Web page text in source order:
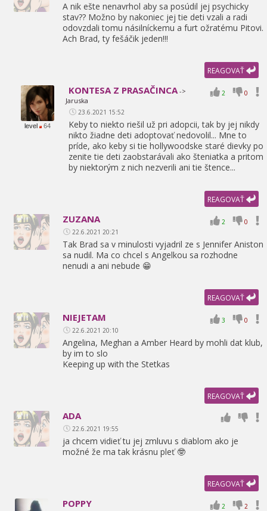
A nik ešte nenavrhol aby sa posúdil jej psychicky
stav?? Možno by nakoniec jej tie deti vzali a radi
odovzdali tomu násilníckemu a furt ožratému Pitovi.
Ach Brad, ty fešáčik jeden!!!
REAGOVAŤ
level 64
2 0
KONTESA Z PRASAČINCA ->
Jaruska
23.6.2021 15:52
Keby to niekto riešil už pri adopcii, tak by jej nikdy
nikto žiadne deti adoptovať nedovolil... Mne to
príde, ako keby si tie hollywoodske staré dievky po
zenite tie deti zaobstarávali ako šteniatka a pritom
by niektorým z nich nezverili ani tie štence...
REAGOVAŤ
2 0
ZUZANA
22.6.2021 20:21
Tak Brad sa v minulosti vyjadril ze s Jennifer Aniston
sa nudil. Ma co chcel s Angelkou sa rozhodne
nenudi a ani nebude 😁
REAGOVAŤ
3 0
NIEJETAM
22.6.2021 20:10
Angelina, Meghan a Amber Heard by mohli dat klub,
by im to slo
Keeping up with the Stetkas
REAGOVAŤ
ADA
22.6.2021 19:55
ja chcem vidieť tu jej zmluvu s diablom ako je
možné že ma tak krásnu pleť 🤓
REAGOVAŤ
2 2
POPPY